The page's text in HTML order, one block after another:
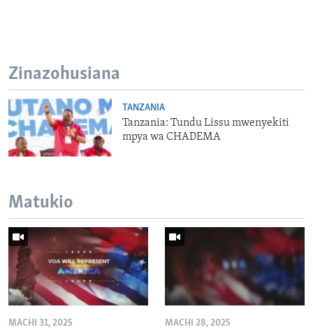
Zinazohusiana
TANZANIA
Tanzania: Tundu Lissu mwenyekiti
mpya wa CHADEMA
Matukio
MACHI 31, 2025 MACHI 28, 2025